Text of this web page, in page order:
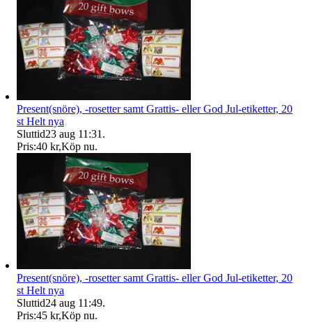
Present(snöre), -rosetter samt Grattis- eller God Jul-etiketter, 20
st Helt nya
Sluttid23 aug 11:31 .
Pris:40 kr,Köp nu.
Present(snöre), -rosetter samt Grattis- eller God Jul-etiketter, 20
st Helt nya
Sluttid24 aug 11:49.
Pris:45 kr,Köp nu.